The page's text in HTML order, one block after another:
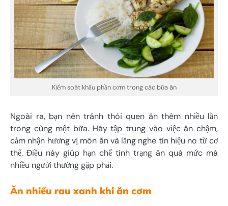
Kiểm soát khẩu phần cơm trong các bữa ăn
Ngoài ra, bạn nên tránh thói quen ăn thêm nhiều lần
trong cùng một bữa. Hãy tập trung vào việc ăn chậm,
cảm nhận hương vị món ăn và lắng nghe tín hiệu no từ cơ
thể. Điều này giúp hạn chế tình trạng ăn quá mức mà
nhiều người thường gặp phải.
Ăn nhiều rau xanh khi ăn cơm